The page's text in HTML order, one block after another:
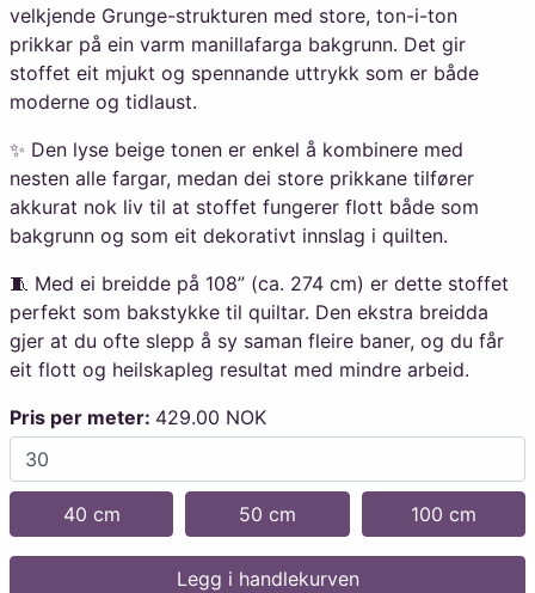
velkjende Grunge-strukturen med store, ton-i-ton
prikkar på ein varm manillafarga bakgrunn. Det gir
stoffet eit mjukt og spennande uttrykk som er både
moderne og tidlaust.
✨ Den lyse beige tonen er enkel å kombinere med
nesten alle fargar, medan dei store prikkane tilfører
akkurat nok liv til at stoffet fungerer flott både som
bakgrunn og som eit dekorativt innslag i quilten.
🧵 Med ei breidde på 108” (ca. 274 cm) er dette stoffet
perfekt som bakstykke til quiltar. Den ekstra breidda
gjer at du ofte slepp å sy saman fleire baner, og du får
eit flott og heilskapleg resultat med mindre arbeid.
Pris per meter: 429.00 NOK
40 cm 50 cm 100 cm
Legg i handlekurven